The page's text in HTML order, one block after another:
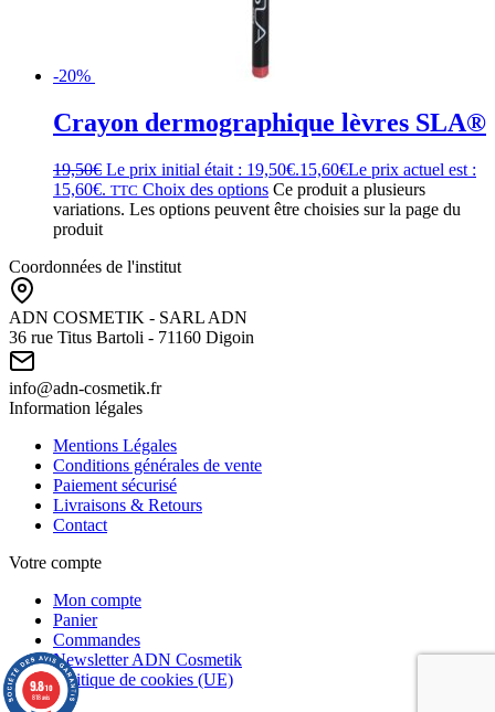
-20%
Crayon dermographique lèvres SLA®
19,50€ Le prix initial était : 19,50€.15,60€Le prix actuel est :
15,60€. TTC Choix des options Ce produit a plusieurs
variations. Les options peuvent être choisies sur la page du
produit
Coordonnées de l'institut
ADN COSMETIK - SARL ADN
36 rue Titus Bartoli - 71160 Digoin
info@adn-cosmetik.fr
Information légales
Mentions Légales
Conditions générales de vente
Paiement sécurisé
Livraisons & Retours
Contact
Votre compte
Mon compte
Panier
Commandes
Newsletter ADN Cosmetik
Politique de cookies (UE)
9.8/10
818 avis